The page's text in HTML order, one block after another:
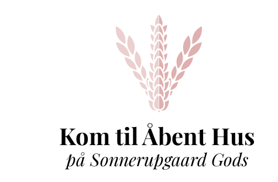
puslespil med mange brikker, der skal passe
menu, sende invitationer, til at navigere i uforudsete
med på samme tid.
og det gælder også bryllupsplanlægning. Ved at starte i
revurdere jeres beslutninger, håndtere uforudsete
Kom til Åbent Hus
på Sonnerupgaard Gods